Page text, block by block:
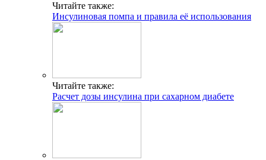
Читайте также:
Инсулиновая помпа и правила её использования
Читайте также:
Расчет дозы инсулина при сахарном диабете